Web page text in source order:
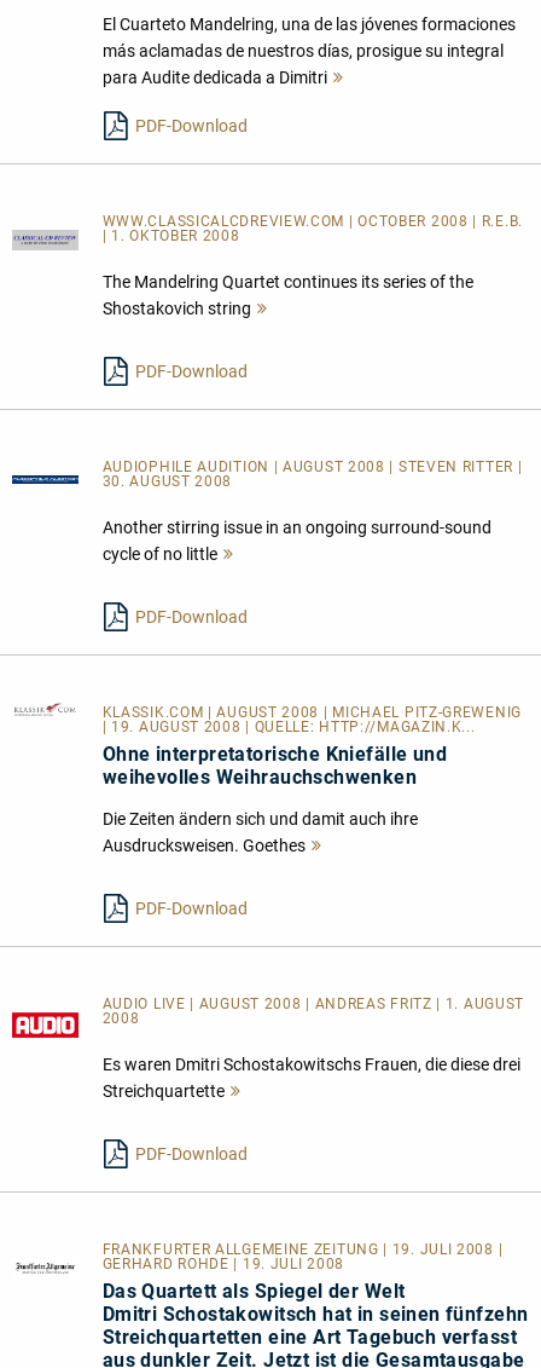
El Cuarteto Mandelring, una de las jóvenes formaciones
más aclamadas de nuestros días, prosigue su integral
para Audite dedicada a Dimitri
PDF-Download
WWW.CLASSICALCDREVIEW.COM | OCTOBER 2008 | R.E.B.
| 1. OKTOBER 2008
The Mandelring Quartet continues its series of the
Shostakovich string
PDF-Download
AUDIOPHILE AUDITION | AUGUST 2008 | STEVEN RITTER |
30. AUGUST 2008
Another stirring issue in an ongoing surround-sound
cycle of no little
PDF-Download
KLASSIK.COM | AUGUST 2008 | MICHAEL PITZ-GREWENIG
| 19. AUGUST 2008 | QUELLE: HTTP://MAGAZIN.K...
Ohne interpretatorische Kniefälle und
weihevolles Weihrauchschwenken
Die Zeiten ändern sich und damit auch ihre
Ausdrucksweisen. Goethes
PDF-Download
AUDIO LIVE | AUGUST 2008 | ANDREAS FRITZ | 1. AUGUST
2008
Es waren Dmitri Schostakowitschs Frauen, die diese drei
Streichquartette
PDF-Download
FRANKFURTER ALLGEMEINE ZEITUNG | 19. JULI 2008 |
GERHARD ROHDE | 19. JULI 2008
Das Quartett als Spiegel der Welt
Dmitri Schostakowitsch hat in seinen fünfzehn
Streichquartetten eine Art Tagebuch verfasst
aus dunkler Zeit. Jetzt ist die Gesamtausgabe